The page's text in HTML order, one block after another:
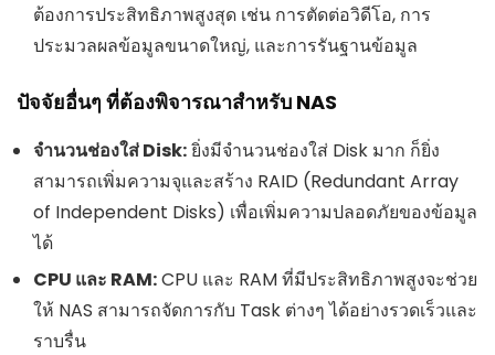
ต้องการประสิทธิภาพสูงสุด เช่น การตัดต่อวิดีโอ, การ
ประมวลผลข้อมูลขนาดใหญ่, และการรันฐานข้อมูล
ปัจจัยอื่นๆ ที่ต้องพิจารณาสำหรับ NAS
จำนวนช่องใส่ Disk:ยิ่งมีจำนวนช่องใส่ Disk มาก ก็ยิ่ง
สามารถเพิ่มความจุและสร้าง RAID (Redundant Array
of Independent Disks) เพื่อเพิ่มความปลอดภัยของข้อมูล
ได้
CPU และ RAM:CPU และ RAM ที่มีประสิทธิภาพสูงจะช่วย
ให้ NAS สามารถจัดการกับ Task ต่างๆ ได้อย่างรวดเร็วและ
ราบรื่น